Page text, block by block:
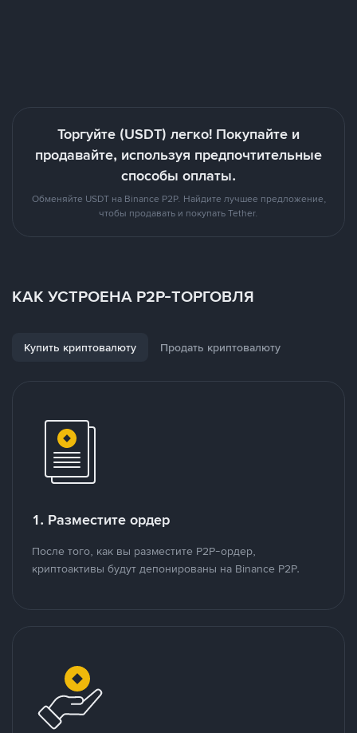
Торгуйте (USDT) легко! Покупайте и
продавайте, используя предпочтительные
способы оплаты.
Обменяйте USDT на Binance P2P. Найдите лучшее предложение,
чтобы продавать и покупать Tether.
КАК УСТРОЕНА P2P-ТОРГОВЛЯ
Купить криптовалюту Продать криптовалюту
1. Разместите ордер
После того, как вы разместите P2P-ордер,
криптоактивы будут депонированы на Binance P2P.